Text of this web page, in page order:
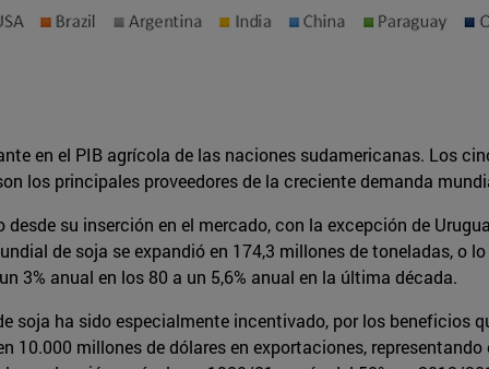
en el PIB agrícola de las naciones sudamericanas. Los
los principales proveedores de la creciente demanda
su inserción en el mercado, con la excepción de
de soja se expandió en 174,3 millones de toneladas, o
3% anual en los 80 a un 5,6% anual en la última década.
ha sido especialmente incentivado, por los beneficios
10.000 millones de dólares en exportaciones,